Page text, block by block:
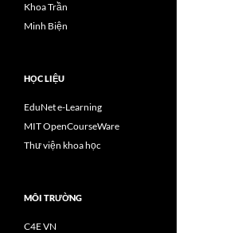
Khoa Trần
Minh Biện
HỌC LIỆU
EduNet e-Learning
MIT OpenCourseWare
Thư viện khoa học
MÔI TRƯỜNG
C4E VN